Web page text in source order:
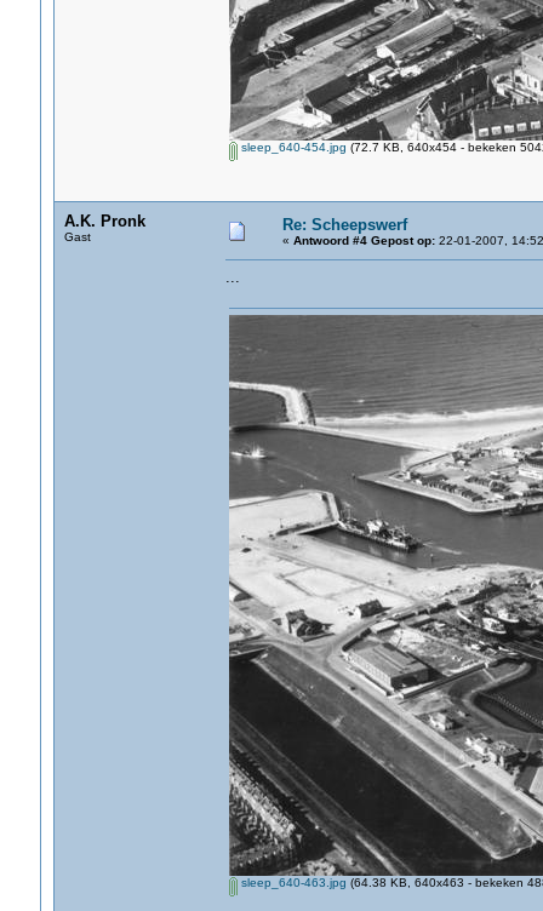
sleep_640-454.jpg (72.7 KB, 640x454 - bekeken
A.K. Pronk
Gast
Re: Scheepswerf
« Antwoord #4 Gepost op:22-01-2007,
...
sleep_640-463.jpg (64.38 KB, 640x463 - bekeken